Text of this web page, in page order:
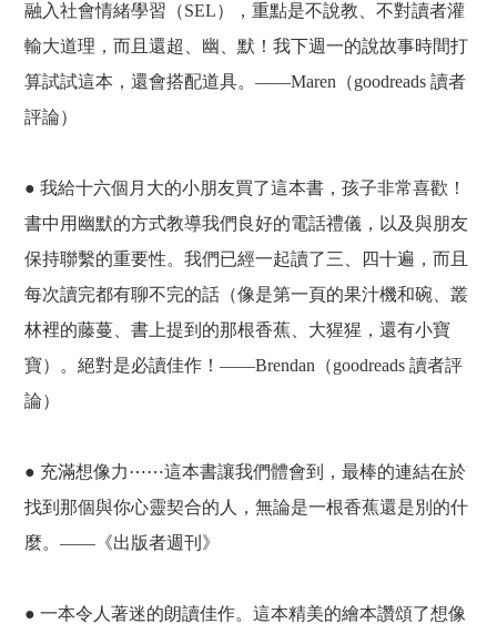
融入社會情緒學習（SEL），重點是不說教、不對讀者灌
輸大道理，而且還超、幽、默！我下週一的說故事時間打
算試試這本，還會搭配道具。——Maren（goodreads 讀者
評論）
● 我給十六個月大的小朋友買了這本書，孩子非常喜歡！
書中用幽默的方式教導我們良好的電話禮儀，以及與朋友
保持聯繫的重要性。我們已經一起讀了三、四十遍，而且
每次讀完都有聊不完的話（像是第一頁的果汁機和碗、叢
林裡的藤蔓、書上提到的那根香蕉、大猩猩，還有小寶
寶）。絕對是必讀佳作！——Brendan（goodreads 讀者評
論）
● 充滿想像力⋯⋯這本書讓我們體會到，最棒的連結在於
找到那個與你心靈契合的人，無論是一根香蕉還是別的什
麼。——《出版者週刊》
● 一本令人著迷的朗讀佳作。這本精美的繪本讚頌了想像